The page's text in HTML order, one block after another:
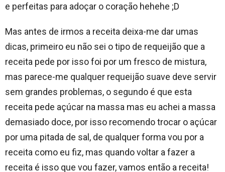
e perfeitas para adoçar o coração hehehe ;D
Mas antes de irmos a receita deixa-me dar umas
dicas, primeiro eu não sei o tipo de requeijão que a
receita pede por isso foi por um fresco de mistura,
mas parece-me qualquer requeijão suave deve servir
sem grandes problemas, o segundo é que esta
receita pede açúcar na massa mas eu achei a massa
demasiado doce, por isso recomendo trocar o açúcar
por uma pitada de sal, de qualquer forma vou por a
receita como eu fiz, mas quando voltar a fazer a
receita é isso que vou fazer, vamos então a receita!